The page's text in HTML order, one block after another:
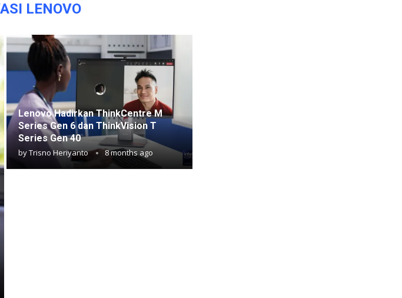
LENOVO
Lenovo Hadirkan ThinkCentre M
Series Gen 6 dan ThinkVision T
Series Gen 40
byTrisno Heriyanto 8 months ago